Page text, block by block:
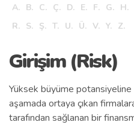
A. B. C. Ç. D. E. F. G. H.
R.
S. Ş. T. U. Ü. V. Y. Z.
Girişim (Risk)
Yüksek büyüme
aşamada ortaya çıkan
tarafından sağlanan bir